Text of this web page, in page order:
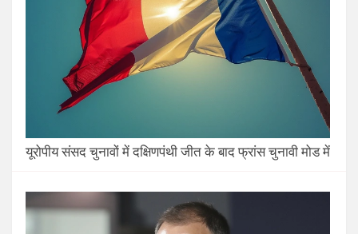
यूरोपीय संसद चुनावों में दक्षिणपंथी जीत के बाद फ्रांस चुनावी मोड में